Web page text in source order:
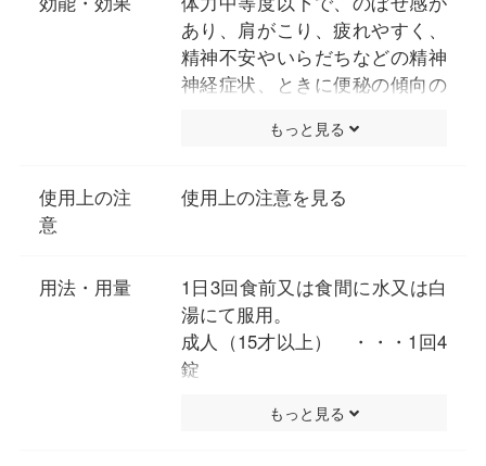
あり、肩がこり、疲れやすく、
精神不安やいらだちなどの精神
神経症状、ときに便秘の傾向の
虚弱体質、月経不順、月経困
眠症
など女性のホルモンの変動に伴
って現れる精神不安やいらだち
などの精神神経症状および身体
症状を指します。
もっと見る
使用上の注
意
使用上の注意を見る
用法・用量
1日3回食前又は食間に水又は白
湯にて服用。
成人（15才以上） ・・・1回4
錠
7才未満5才以上 ・・・1回2錠
もっと見る